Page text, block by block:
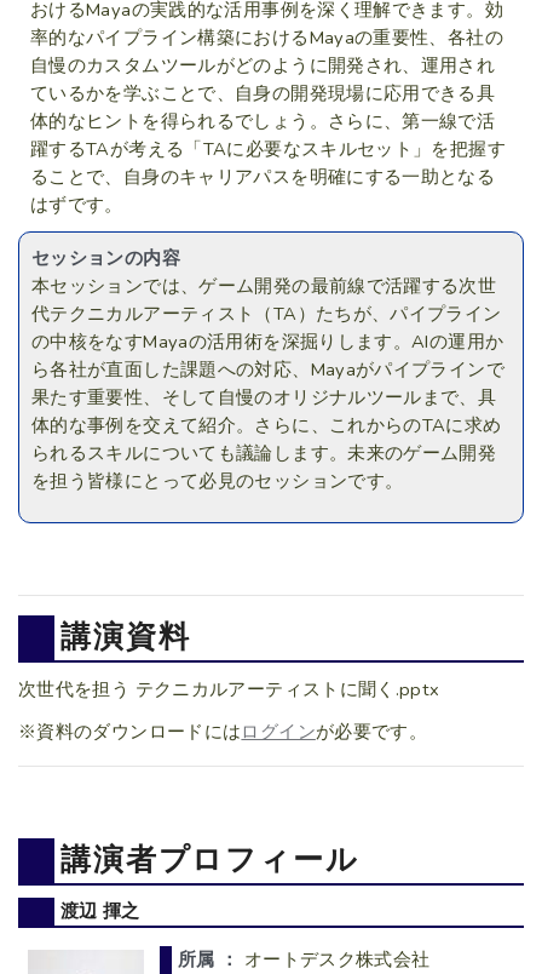
おけるMayaの実践的な活用事例を深く理解できます。効
率的なパイプライン構築におけるMayaの重要性、各社の
自慢のカスタムツールがどのように開発され、運用され
ているかを学ぶことで、自身の開発現場に応用できる具
体的なヒントを得られるでしょう。さらに、第一線で活
躍するTAが考える「TAに必要なスキルセット」を把握す
ることで、自身のキャリアパスを明確にする一助となる
はずです。
セッションの内容
本セッションでは、ゲーム開発の最前線で活躍する次世
代テクニカルアーティスト（TA）たちが、パイプライン
の中核をなすMayaの活用術を深掘りします。AIの運用か
ら各社が直面した課題への対応、Mayaがパイプラインで
果たす重要性、そして自慢のオリジナルツールまで、具
体的な事例を交えて紹介。さらに、これからのTAに求め
られるスキルについても議論します。未来のゲーム開発
を担う皆様にとって必見のセッションです。
講演資料
次世代を担う テクニカルアーティストに聞く.pptx
※資料のダウンロードには ログインが必要です。
講演者プロフィール
渡辺 揮之
所属 ： オートデスク株式会社